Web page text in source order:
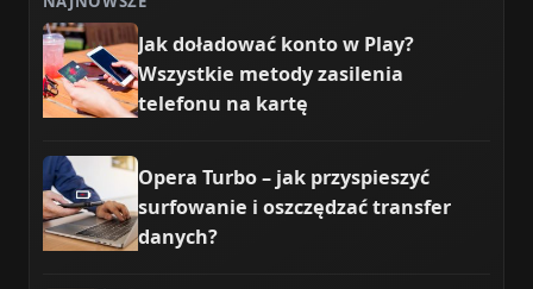
Jak doładować konto w Play?
Wszystkie metody zasilenia
telefonu na kartę
Opera Turbo – jak przyspieszyć
surfowanie i oszczędzać transfer
danych?